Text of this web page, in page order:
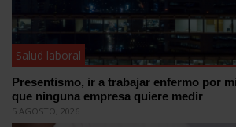
Salud laboral
Presentismo, ir a trabajar enfermo por
que ninguna empresa quiere medir
5 AGOSTO, 2026